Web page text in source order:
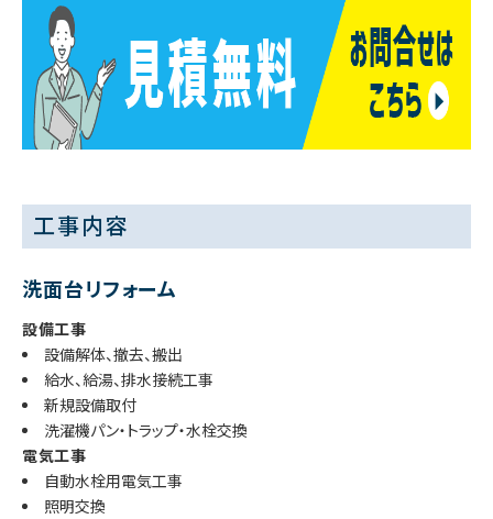
工事内容
洗面台リフォーム
設備工事
設備解体、撤去、搬出
給水、給湯、排水接続工事
新規設備取付
洗濯機パン・トラップ・水栓交換
電気工事
自動水栓用電気工事
照明交換